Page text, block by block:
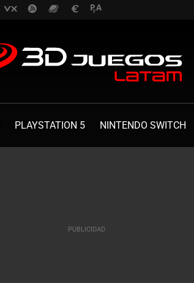
PLAYSTATION 5 NINTENDO SWITCH